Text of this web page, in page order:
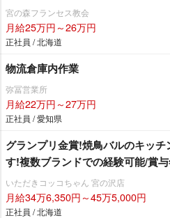
宮の森フランセス教会
月給25万円～26万円
正社員 / 北海道
物流倉庫内作業
弥冨営業所
月給22万円～27万円
正社員 / 愛知県
グランプリ金賞!焼鳥バルのキッ
す!複数ブランドでの経験可能/賞
いただきコッコちゃん 宮の沢店
月給34万6,350円～45万5,000円
正社員 / 北海道